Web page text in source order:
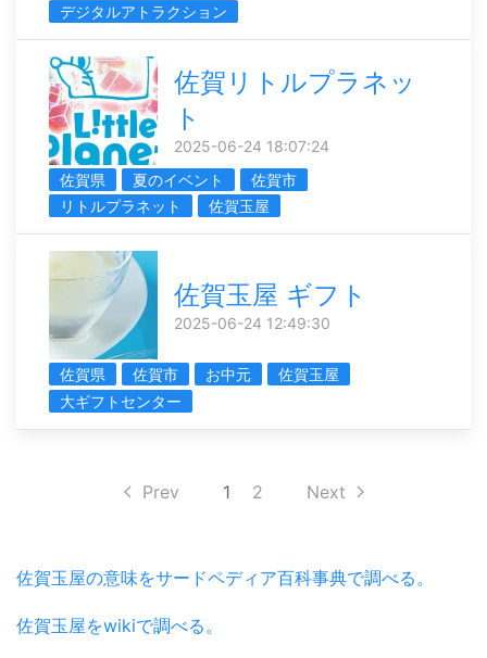
デジタルアトラクション
佐賀リトルプラネッ
ト
2025-06-24 18:07:24
佐賀県
夏のイベント
佐賀市
リトルプラネット
佐賀玉屋
佐賀玉屋 ギフト
2025-06-24 12:49:30
佐賀県 佐賀市 お中元
佐賀玉屋
大ギフトセンター
Prev 1 2 Next
佐賀玉屋の意味をサードペディア百科事典で調べる。
佐賀玉屋をwikiで調べる。